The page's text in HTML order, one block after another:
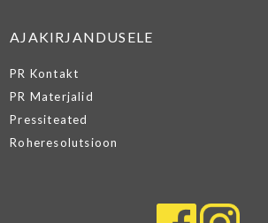
AJAKIRJANDUSELE
PR Kontakt
PR Materjalid
Pressiteated
Roheresolutsioon